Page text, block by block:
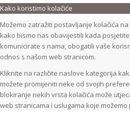
Kako koristimo kolačiće
Možemo zatražiti postavljanje kolačića
kako bismo nas obavijestili kada
komunicirate s nama, obogatili vaše
odnos s našom web stranicom.
Kliknite na različite naslove kategorija
možete promijeniti neke od svojih
blokiranje nekih vrsta kolačića može
web stranicama i uslugama koje možemo